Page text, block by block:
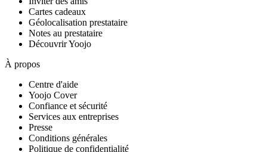
Cartes cadeaux
Géolocalisation prestataire
Notes au prestataire
Découvrir Yoojo
À propos
Centre d'aide
Yoojo Cover
Confiance et sécurité
Services aux entreprises
Presse
Conditions générales
Politique de confidentialité